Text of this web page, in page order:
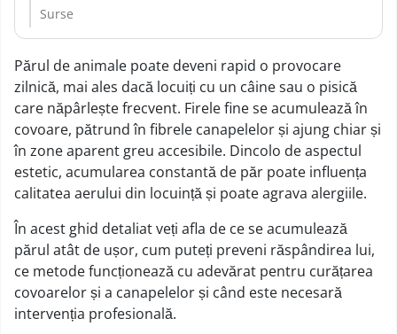
Surse
Părul de animale poate deveni rapid o provocare
zilnică, mai ales dacă locuiți cu un câine sau o pisică
care năpârlește frecvent. Firele fine se acumulează în
covoare, pătrund în fibrele canapelelor și ajung chiar și
în zone aparent greu accesibile. Dincolo de aspectul
estetic, acumularea constantă de păr poate influența
calitatea aerului din locuință și poate agrava alergiile.
În acest ghid detaliat veți afla de ce se acumulează
părul atât de ușor, cum puteți preveni răspândirea lui,
ce metode funcționează cu adevărat pentru curățarea
covoarelor și a canapelelor și când este necesară
intervenția profesională.